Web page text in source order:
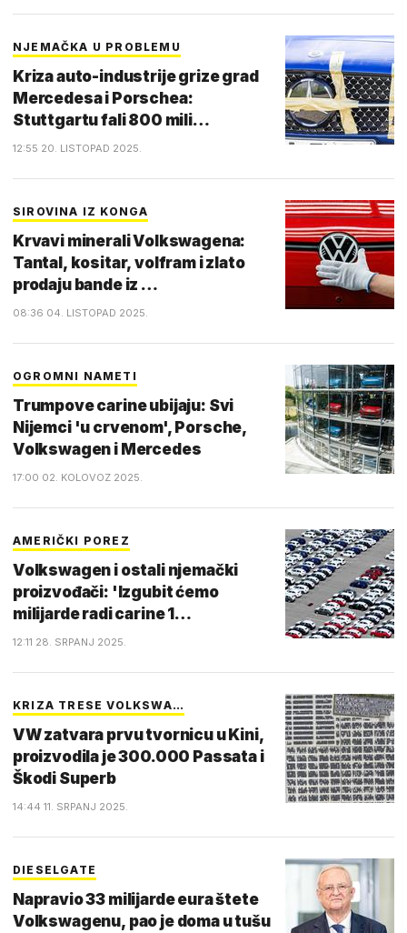
NJEMAČKA U PROBLEMU
Kriza auto-industrije grize grad
Mercedesa i Porschea:
Stuttgartu fali 800 mili…
12:55 20. LISTOPAD 2025.
SIROVINA IZ KONGA
Krvavi minerali Volkswagena:
Tantal, kositar, volfram i zlato
prodaju bande iz …
08:36 04. LISTOPAD 2025.
OGROMNI NAMETI
Trumpove carine ubijaju: Svi
Nijemci 'u crvenom', Porsche,
Volkswagen i Mercedes
17:00 02. KOLOVOZ 2025.
AMERIČKI POREZ
Volkswagen i ostali njemački
proizvođači: 'Izgubit ćemo
milijarde radi carine 1…
12:11 28. SRPANJ 2025.
KRIZA TRESE VOLKSWA…
VW zatvara prvu tvornicu u Kini,
proizvodila je 300.000 Passata i
Škodi Superb
14:44 11. SRPANJ 2025.
DIESELGATE
Napravio 33 milijarde eura štete
Volkswagenu, pao je doma u tušu